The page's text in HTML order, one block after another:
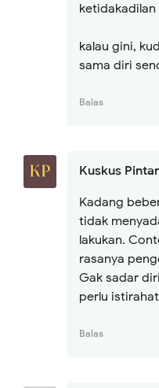
ketidakadilan
kalau gini,
sama diri
Balas
Kuskus Pintar
Kadang
tidak
lakukan.
rasanya
Gak sadar
perlu istirahat
Balas